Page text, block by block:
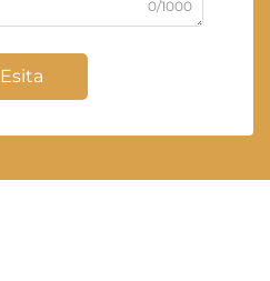
0/1000
Esita